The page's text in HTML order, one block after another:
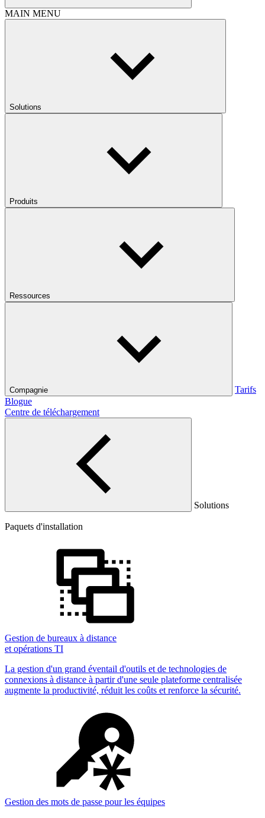
MAIN MENU
Solutions
Produits
Ressources
Compagnie
Tarifs
Blogue
Centre de téléchargement
Solutions
Paquets d'installation
Gestion de bureaux à distance
et opérations TI
La gestion d'un grand éventail d'outils et de technologies de
connexions à distance à partir d'une seule plateforme centralisée
augmente la productivité, réduit les coûts et renforce la sécurité.
Gestion des mots de passe pour les équipes